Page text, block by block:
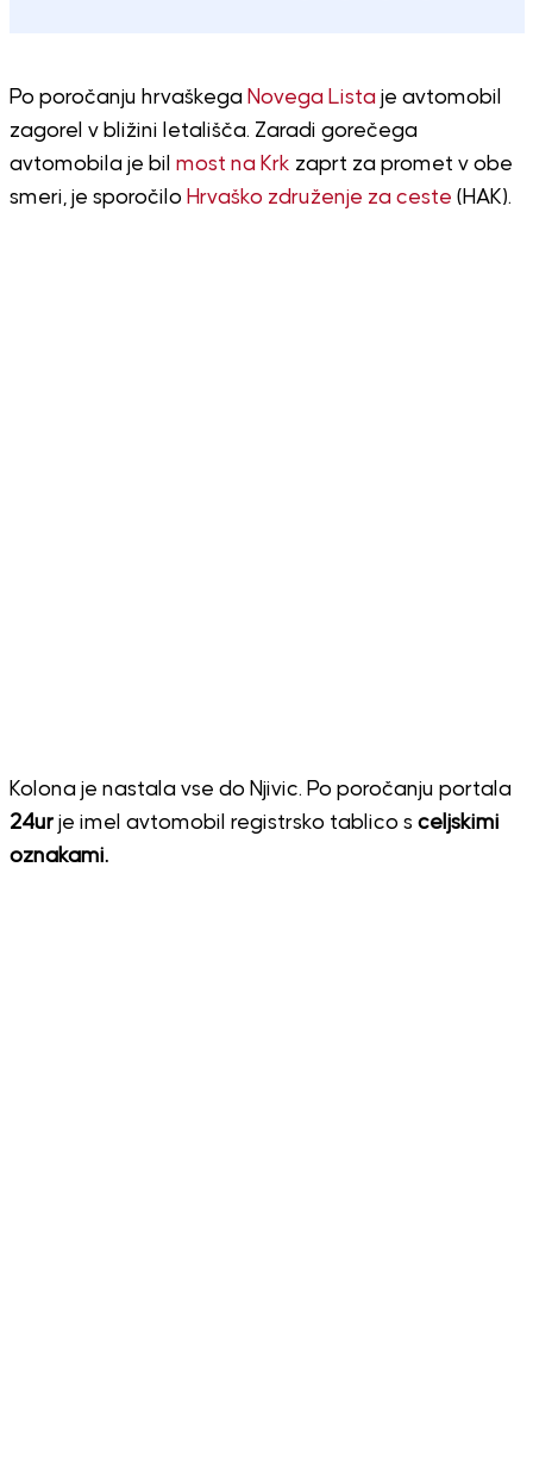
Po poročanju hrvaškega Novega Listaje avtomobil
zagorel v bližini letališča. Zaradi gorečega
avtomobila je bil most na Krk zaprt za promet v obe
smeri, je sporočilo Hrvaško združenje za ceste (HAK).
Kolona je nastala vse do Njivic. Po poročanju portala
24urje imel avtomobil registrsko tablico s celjskimi
oznakami.